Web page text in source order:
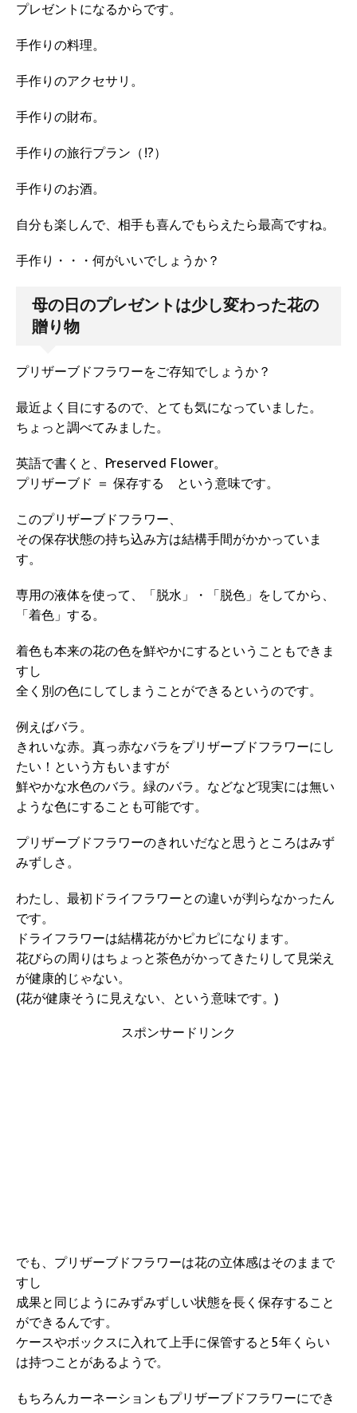
プレゼントになるからです。
手作りの料理。
手作りのアクセサリ。
手作りの財布。
手作りの旅行プラン（!?）
手作りのお酒。
自分も楽しんで、相手も喜んでもらえたら最高ですね。
手作り・・・何がいいでしょうか？
母の日のプレゼントは少し変わった花の
贈り物
プリザーブドフラワーをご存知でしょうか？
最近よく目にするので、とても気になっていました。
ちょっと調べてみました。
英語で書くと、Preserved Flower。
プリザーブド ＝ 保存する という意味です。
このプリザーブドフラワー、
その保存状態の持ち込み方は結構手間がかかっていま
す。
専用の液体を使って、「脱水」・「脱色」をしてから、
「着色」する。
着色も本来の花の色を鮮やかにするということもできま
すし
全く別の色にしてしまうことができるというのです。
例えばバラ。
きれいな赤。真っ赤なバラをプリザーブドフラワーにし
たい！という方もいますが
鮮やかな水色のバラ。緑のバラ。などなど現実には無い
ような色にすることも可能です。
プリザーブドフラワーのきれいだなと思うところはみず
みずしさ。
わたし、最初ドライフラワーとの違いが判らなかったん
です。
ドライフラワーは結構花がかピカピになります。
花びらの周りはちょっと茶色がかってきたりして見栄え
が健康的じゃない。
(花が健康そうに見えない、という意味です。)
スポンサードリンク
でも、プリザーブドフラワーは花の立体感はそのままで
すし
成果と同じようにみずみずしい状態を長く保存すること
ができるんです。
ケースやボックスに入れて上手に保管すると5年くらい
は持つことがあるようで。
もちろんカーネーションもプリザーブドフラワーにでき